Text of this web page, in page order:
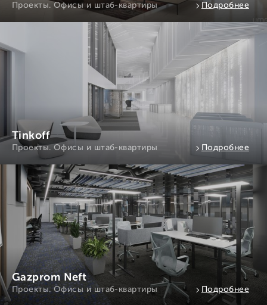
Проекты. Офисы и штаб-квартиры Подробнее
Tinkoff
Проекты. Офисы и штаб-квартиры Подробнее
Gazprom Neft
Проекты. Офисы и штаб-квартиры Подробнее